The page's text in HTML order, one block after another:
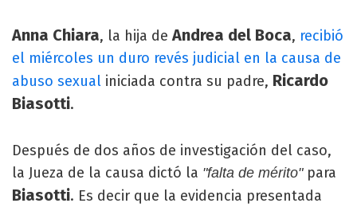
Anna Chiara, la hija de Andrea del Boca, recibió
el miércoles un duro revés judicial en la causa de
abuso sexual iniciada contra su padre, Ricardo
Biasotti.
Después de dos años de investigación del caso,
la Jueza de la causa dictó la "falta de mérito" para
Biasotti. Es decir que la evidencia presentada